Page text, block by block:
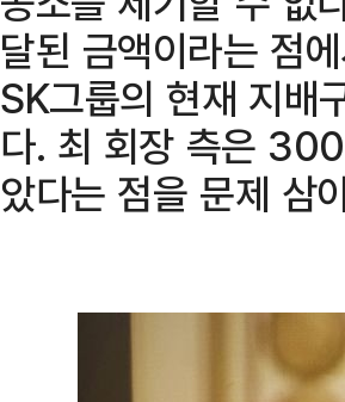
달된 금액이라는 점
SK그룹의 현재 지배
다. 최 회장 측은
았다는 점을 문제 삼